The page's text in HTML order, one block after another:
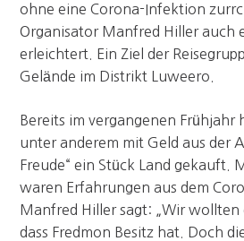
ohne eine Corona-Infektion
Organisator Manfred Hiller auch
erleichtert. Ein Ziel der
Gelände im Distrikt Luweero.
Bereits im vergangenen Frühjahr
unter anderem mit Geld aus der
Freude“ ein Stück Land gekauft.
waren Erfahrungen aus dem
Manfred Hiller sagt: „Wir wollten
dass Fredmon Besitz hat. Doch